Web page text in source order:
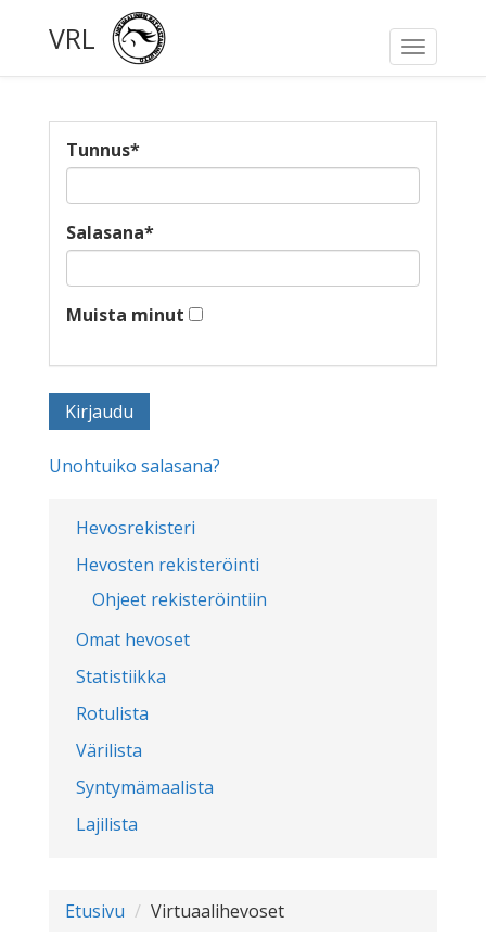
Toggle
VRL
Hevosrekisteri
Hevosten rekisteröinti
Ohjeet rekisteröintiin
Omat hevoset
Statistiikka
Rotulista
Värilista
Syntymämaalista
Lajilista
Tunnus*
Salasana*
Muista minut
Unohtuiko salasana?
Etusivu Virtuaalihevoset